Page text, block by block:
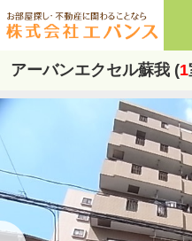
アーバンエクセル蘇我 (1